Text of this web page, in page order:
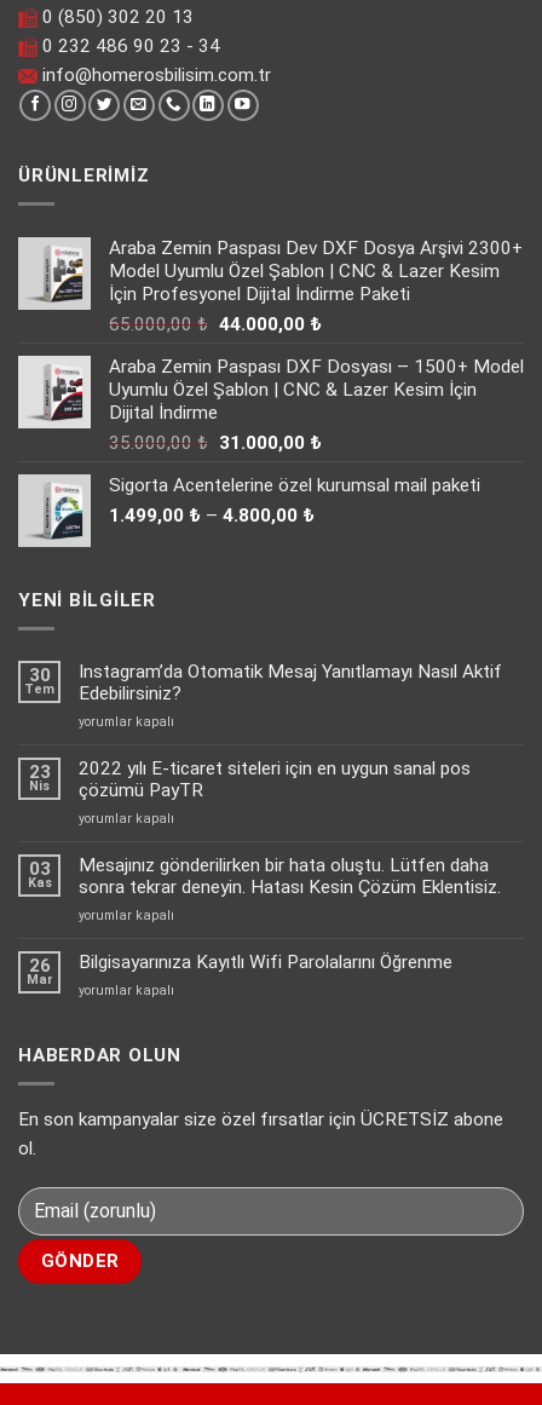
0 (850) 302 20 13
0 232 486 90 23 - 34
info@homerosbilisim.com.tr
ÜRÜNLERIMIZ
Araba Zemin Paspası Dev DXF Dosya Arşivi 2300+
Model Uyumlu Özel Şablon | CNC & Lazer Kesim
İçin Profesyonel Dijital İndirme Paketi
65.000,00₺ Orijinal
65.000,00 ₺.
44.000,00 ₺Şu
fiyat:
44.000,00 ₺.
Araba Zemin Paspası DXF Dosyası – 1500+ Model
Uyumlu Özel Şablon | CNC & Lazer Kesim İçin
Dijital İndirme
35.000,00₺ Orijinal
35.000,00 ₺.
31.000,00 ₺Şu
fiyat:
Sigorta Acentelerine özel kurumsal mail paketi
1.499,00 ₺ – 4.800,00 ₺
YENI BILGILER
30
Tem
Instagram’da Otomatik Mesaj Yanıtlamayı Nasıl Aktif
Edebilirsiniz?
Instagram’da
Mesaj
Yanıtlamayı
Nasıl
Aktif
için
yorumlar kapalı
23
Nis
2022 yılı E-ticaret siteleri için en uygun sanal pos
çözümü PayTR
2022
E-
için
uygun
için
yorumlar kapalı
03
Kas
Mesajınız gönderilirken bir hata oluştu. Lütfen daha
sonra tekrar deneyin. Hatası Kesin Çözüm Eklentisiz.
Mesajınız
bir
hata
oluştu.
sonra
Hatası
için
yorumlar kapalı
26
Mar
Bilgisayarınıza Kayıtlı Wifi Parolalarını Öğrenme
Bilgisayarınıza
Parolalarını
yorumlar kapalı
HABERDAR OLUN
En son kampanyalar size özel fırsatlar için ÜCRETSİZ abone
ol.